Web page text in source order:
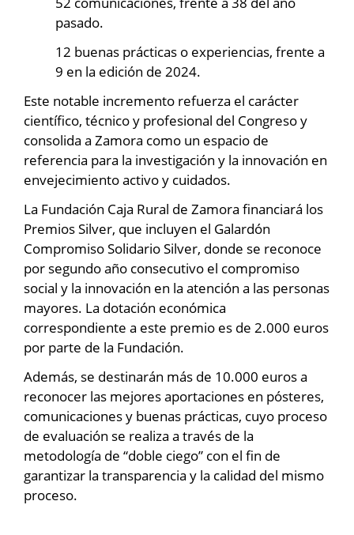
pasado.
12 buenas prácticas o experiencias, frente a
9 en la edición de 2024.
Este notable incremento refuerza el carácter
científico, técnico y profesional del Congreso y
consolida a Zamora como un espacio de
referencia para la investigación y la innovación en
envejecimiento activo y cuidados.
La Fundación Caja Rural de Zamora financiará los
Premios Silver, que incluyen el Galardón
Compromiso Solidario Silver, donde se reconoce
por segundo año consecutivo el compromiso
social y la innovación en la atención a las personas
mayores. La dotación económica
correspondiente a este premio es de 2.000 euros
por parte de la Fundación.
Además, se destinarán más de 10.000 euros a
reconocer las mejores aportaciones en pósteres,
comunicaciones y buenas prácticas, cuyo proceso
de evaluación se realiza a través de la
metodología de “doble ciego” con el fin de
garantizar la transparencia y la calidad del mismo
proceso.